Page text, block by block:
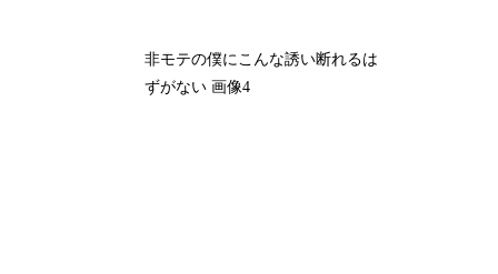
非モテの僕にこんな誘い断れるは
ずがない 画像4